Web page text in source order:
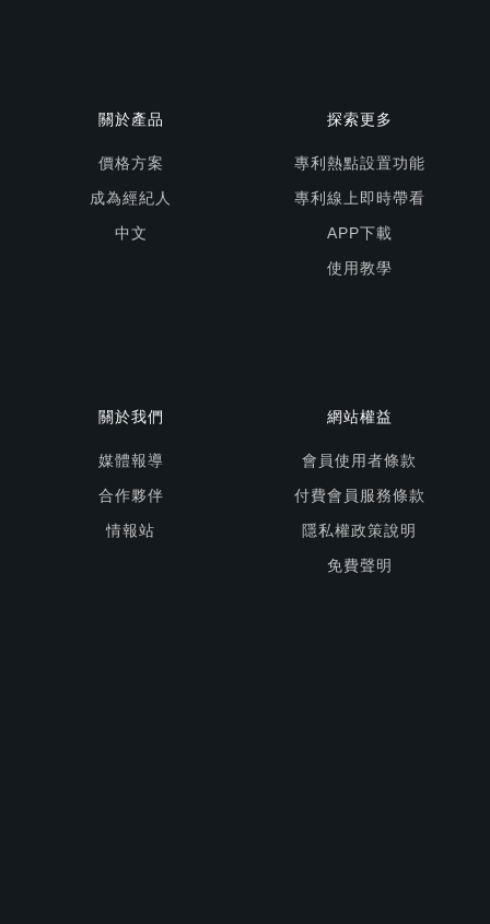
關於產品
價格方案
成為經紀人
中文
探索更多
專利熱點設置功能
專利線上即時帶看
APP下載
使用教學
關於我們
媒體報導
合作夥伴
情報站
網站權益
會員使用者條款
付費會員服務條款
隱私權政策說明
免費聲明